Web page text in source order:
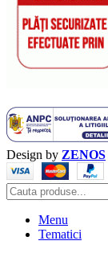
Design by ZENOS
Menu
Tematici